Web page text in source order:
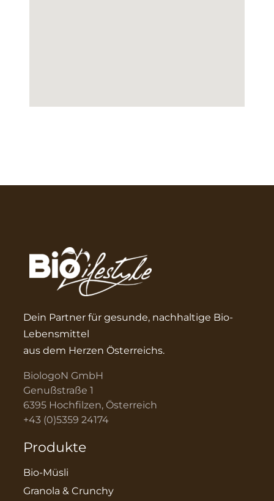
Dein Partner für gesunde, nachhaltige Bio-
Lebensmittel
aus dem Herzen Österreichs.
BiologoN GmbH
Genußstraße 1
6395 Hochfilzen, Österreich
+43 (0)5359 24174
Produkte
Bio-Müsli
Granola & Crunchy